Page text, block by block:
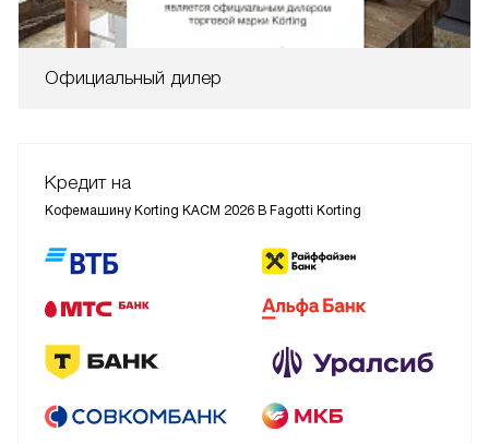
Официальный дилер
Кредит на
Кофемашину Korting KACM 2026 B Fagotti Korting